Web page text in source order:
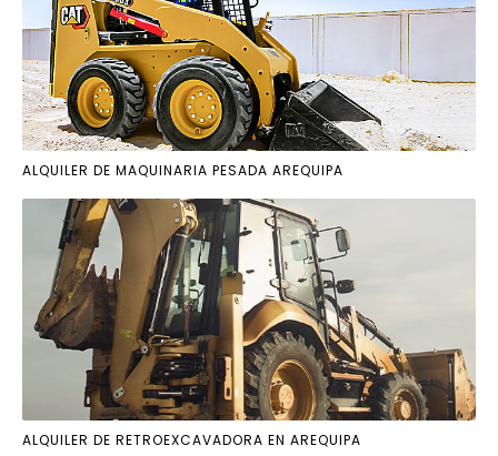
ALQUILER DE MAQUINARIA PESADA AREQUIPA
ALQUILER DE RETROEXCAVADORA EN AREQUIPA